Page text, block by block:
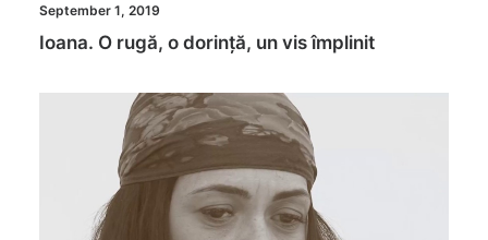
September 1, 2019
Ioana. O rugă, o dorință, un vis împlinit